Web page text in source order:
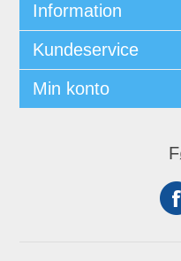
Information
Kundeservice
Min konto